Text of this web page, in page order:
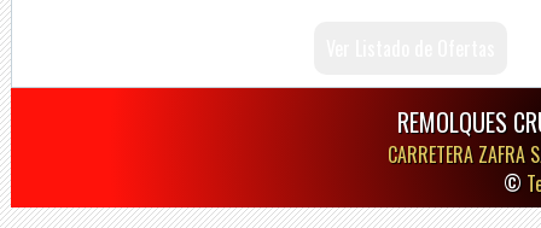
REMOLQUES
CARRETERA
©